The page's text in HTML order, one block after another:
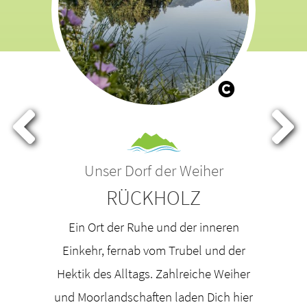
Unser Drachendorf
ROSSHAUPTEN
Ein idyllisches Dorf, eingebettet in
sanfte Hügel und mit weitem Blick auf
die Alpen. Der Sage nach zogen einst
furchteinflößende Drachen durch